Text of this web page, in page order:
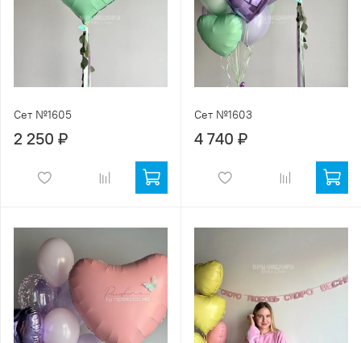
Сет №1605
2 250 ₽
Сет №1603
4 740 ₽